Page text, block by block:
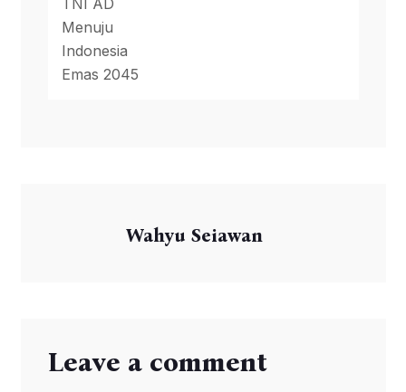
Wahyu Seiawan
Leave a comment